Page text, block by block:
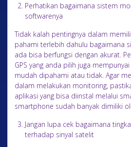
Perhatikan bagaimana sistem
softwarenya
Tidak kalah pentingnya dalam
pahami terlebih dahulu bagaimana
ada bisa berfungsi dengan akurat.
GPS yang anda pilih juga
mudah dipahami atau tidak. Agar
dalam melakukan monitoring,
aplikasi yang bisa diinstal melalui
smartphone sudah banyak dimiliki
Jangan lupa cek bagaimana
terhadap sinyal satelit